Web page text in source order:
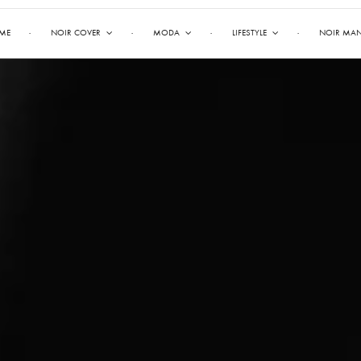
NOIR COVER MODA LIFESTYLE NOIR